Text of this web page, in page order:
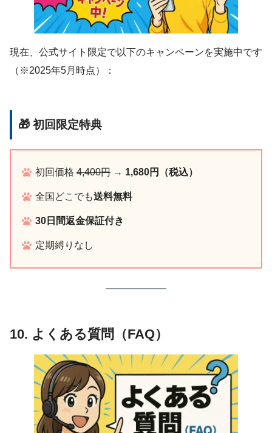
現在、公式サイト限定で以下のキャンペーンを実施中です
（※2025年5月時点）：
🎁 初回限定特典
初回価格 4,400円 → 1,680円（税込）
全国どこでも送料無料
30日間返金保証付き
定期縛りなし
10. よくある質問（FAQ）